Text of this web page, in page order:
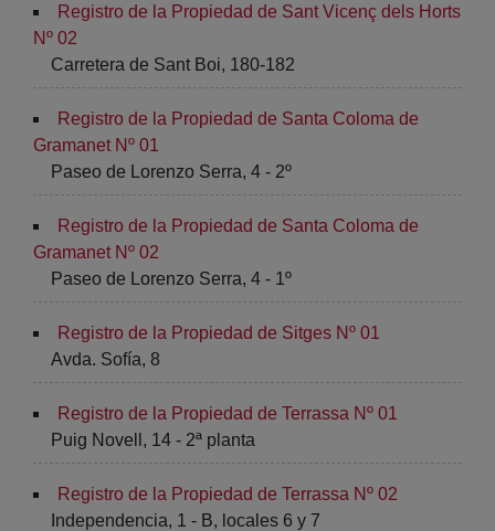
Registro de la Propiedad de Sant Vicenç dels Horts
Nº 02
Carretera de Sant Boi, 180-182
Registro de la Propiedad de Santa Coloma de
Gramanet Nº 01
Paseo de Lorenzo Serra, 4 - 2º
Registro de la Propiedad de Santa Coloma de
Gramanet Nº 02
Paseo de Lorenzo Serra, 4 - 1º
Registro de la Propiedad de Sitges Nº 01
Avda. Sofía, 8
Registro de la Propiedad de Terrassa Nº 01
Puig Novell, 14 - 2ª planta
Registro de la Propiedad de Terrassa Nº 02
Independencia, 1 - B, locales 6 y 7